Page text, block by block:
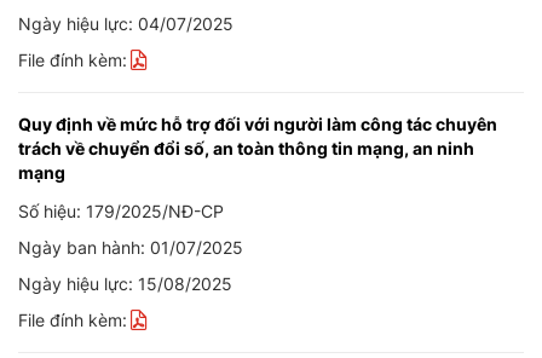
Ngày hiệu lực: 04/07/2025
File đính kèm:
Quy định về mức hỗ trợ đối với người làm công tác chuyên
trách về chuyển đổi số, an toàn thông tin mạng, an ninh
mạng
Số hiệu: 179/2025/NĐ-CP
Ngày ban hành: 01/07/2025
Ngày hiệu lực: 15/08/2025
File đính kèm: